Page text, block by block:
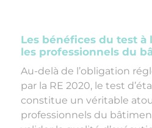
Les bénéfices du test à
les professionnels du
Au-delà de l’obligation
par la RE 2020, le test
constitue un véritable
professionnels du